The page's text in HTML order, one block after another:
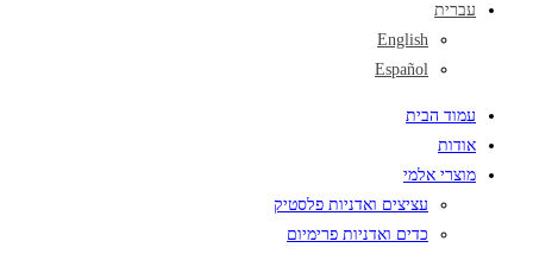
עברית
English
Español
עמוד הבית
אודות
מוצרי אלמי
עציצים ואדניות פלסטיק
כדים ואדניות פרימיום